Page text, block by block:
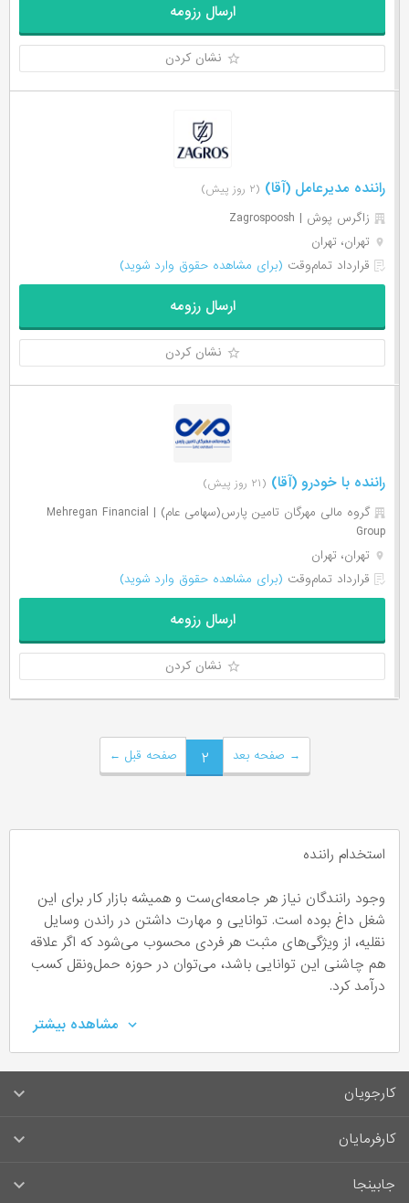
ارسال رزومه
نشان کردن
راننده مدیرعامل (آقا) (۲ روز پیش)
زاگرس پوش | Zagrospoosh
تهران، تهران
قرارداد تمام‌وقت (برای مشاهده حقوق وارد شوید)
ارسال رزومه
نشان کردن
راننده با خودرو (آقا) (۲۱ روز پیش)
گروه مالی مهرگان تامین پارس(سهامی عام) | Mehregan Financial
Group
تهران، تهران
قرارداد تمام‌وقت (برای مشاهده حقوق وارد شوید)
ارسال رزومه
نشان کردن
← صفحه قبل ۲ صفحه بعد →
استخدام راننده
وجود رانندگان نیاز هر جامعه‌ای‌ست و همیشه بازار کار برای این
شغل داغ بوده است. توانایی و مهارت داشتن در راندن وسایل
نقلیه، از ویژگی‌های مثبت هر فردی محسوب می‌شود که اگر علاقه
هم چاشنی این توانایی باشد، می‌توان در حوزه حمل‌ونقل کسب
درآمد کرد.
هر کسی که بتواند یک وسیله نقلیه را هدایت و کنترل کند، راننده
محسوب می‌شود. این فرد به قوانین راهنمایی و رانندگی آشنایی
قصد دارد که یک ماشین سنگین را براند، لازم است که گواهینامه
مشاهده بیشتر
کارجویان
سوالات متداول کارجویان
کارفرمایان
راهنمای ثبت آگهی استخدام
جابینجا